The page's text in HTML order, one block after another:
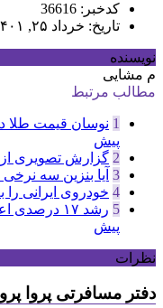
کدخبر: 36616
تاریخ: خرداد ۲۵, ۱۴۰۱
نویسنده
م مشایی
مطالب مرتبط
1 نوسان قیمت طلا
پیش
2 گزارش تصویری
3 آیا بنزین سه
4 خودروی ایرانی را
5 رشد ۱۷ درصدی اعطای تسهیلات جوانی جمعیت
پیش
نظرات
دفتر مسافرتی پروا